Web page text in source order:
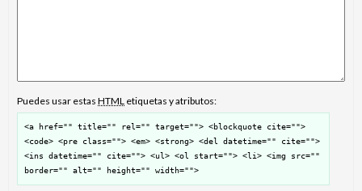
Puedes usar estas HTML etiquetas y atributos:
<a href="" title="" rel="" target=""> <blockquote cite="">
<code> <pre class=""> <em> <strong> <del datetime="" cite="">
<ins datetime="" cite=""> <ul> <ol start=""> <li> <img src=""
border="" alt="" height="" width="">